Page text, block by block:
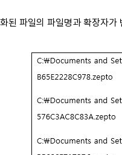
된 파일의 파일명과 확장자